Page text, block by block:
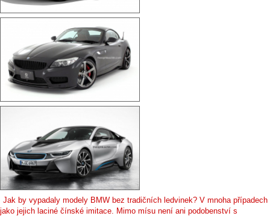
Jak by vypadaly modely BMW bez tradičních ledvinek? V mnoha případech
jako jejich laciné čínské imitace. Mimo mísu není ani podobenství s